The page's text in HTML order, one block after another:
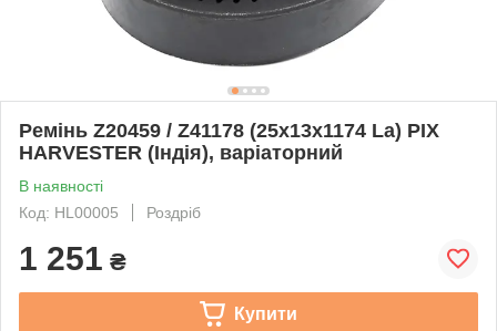
Ремінь Z20459 / Z41178 (25x13x1174 La) PIX
HARVESTER (Індія), варіаторний
В наявності
Код: HL00005
Роздріб
1 251 ₴
Купити